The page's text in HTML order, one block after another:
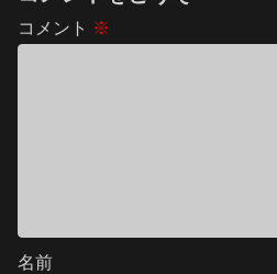
コメント ※
名前